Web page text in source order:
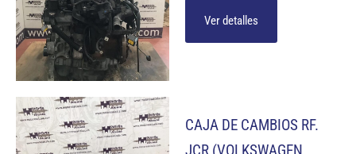
Ver detalles
CAJA DE CAMBIOS RF.